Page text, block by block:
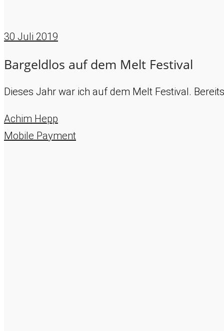
30 Juli 2019
Bargeldlos auf dem Melt Festival
Dieses Jahr war ich auf dem Melt Festival.
Achim Hepp
Mobile Payment